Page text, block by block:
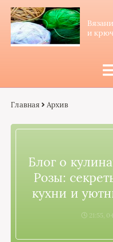
и
Главная Архив
Блог о
Розы:
кухни и
21:55,